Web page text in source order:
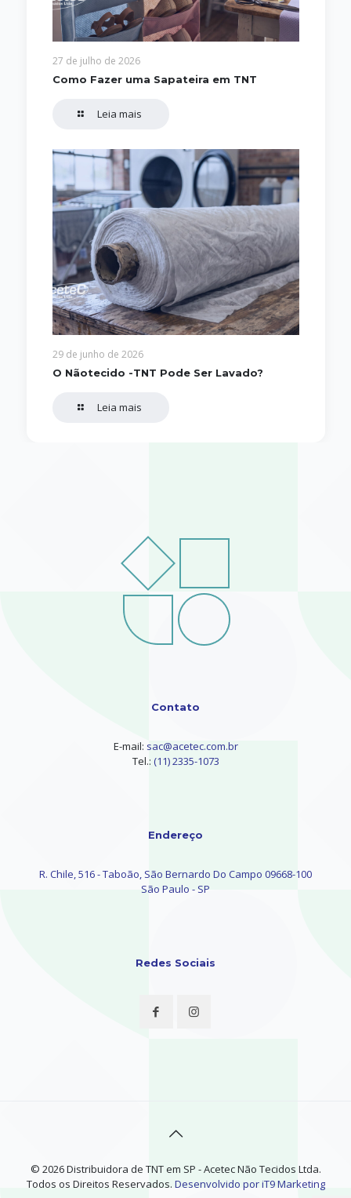
27 de julho de 2026
Como Fazer uma Sapateira em TNT
Leia mais
29 de junho de 2026
O Nãotecido -TNT Pode Ser Lavado?
Leia mais
Contato
E-mail: sac@acetec.com.br
Tel.: (11) 2335-1073
Endereço
R. Chile, 516 - Taboão, São Bernardo Do Campo 09668-100
São Paulo - SP
Redes Sociais
© 2026 Distribuidora de TNT em SP - Acetec Não Tecidos Ltda.
Todos os Direitos Reservados. Desenvolvido por iT9 Marketing